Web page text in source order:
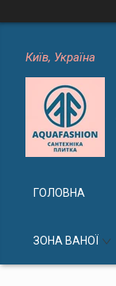
Київ, Україна
ГОЛОВНА
ЗОНА ВАНОЇ